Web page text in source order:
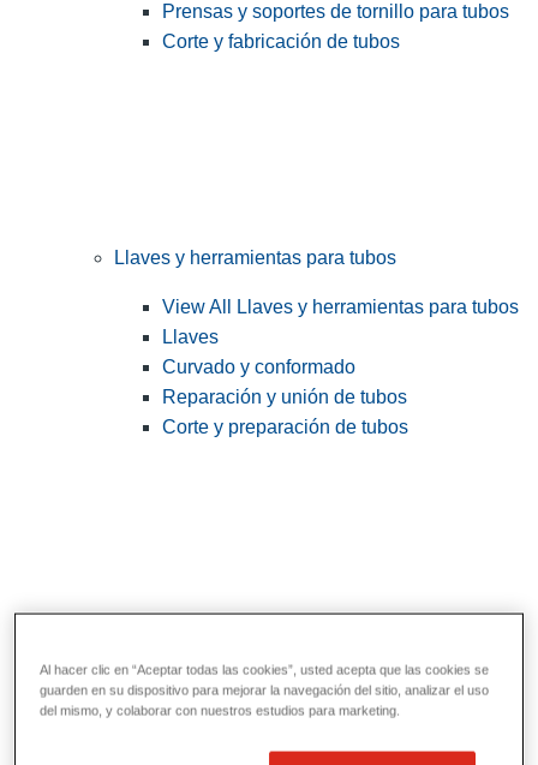
Prensas y soportes de tornillo para tubos
Corte y fabricación de tubos
Llaves y herramientas para tubos
View All Llaves y herramientas para tubos
Llaves
Curvado y conformado
Reparación y unión de tubos
Corte y preparación de tubos
Herramientas de servicios públicos y de
Al hacer clic en “Aceptar todas las cookies”, usted acepta que las cookies se
guarden en su dispositivo para mejorar la navegación del sitio, analizar el uso
del mismo, y colaborar con nuestros estudios para marketing.